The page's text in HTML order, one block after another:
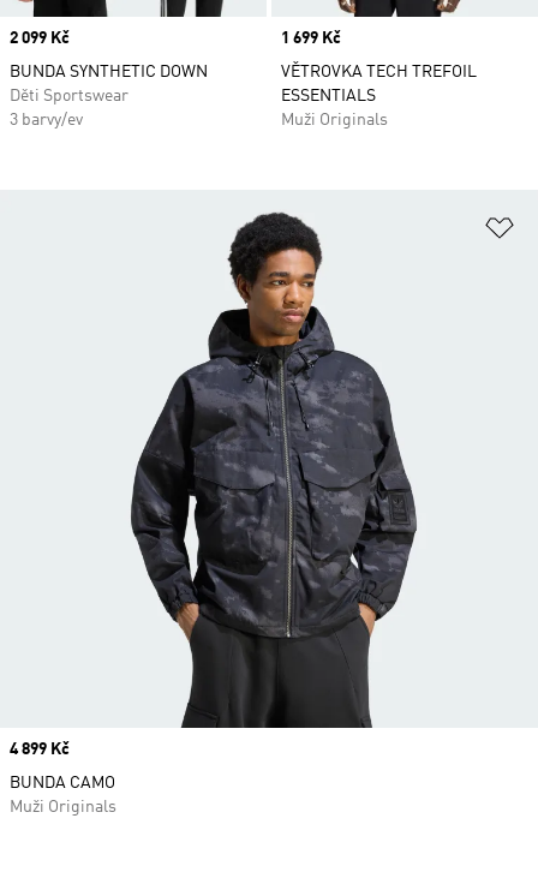
Price
2 099 Kč
BUNDA SYNTHETIC DOWN
Děti Sportswear
3 barvy/ev
Price
1 699 Kč
VĚTROVKA TECH TREFOIL
ESSENTIALS
Muži Originals
Price
4 899 Kč
BUNDA CAMO
Muži Originals